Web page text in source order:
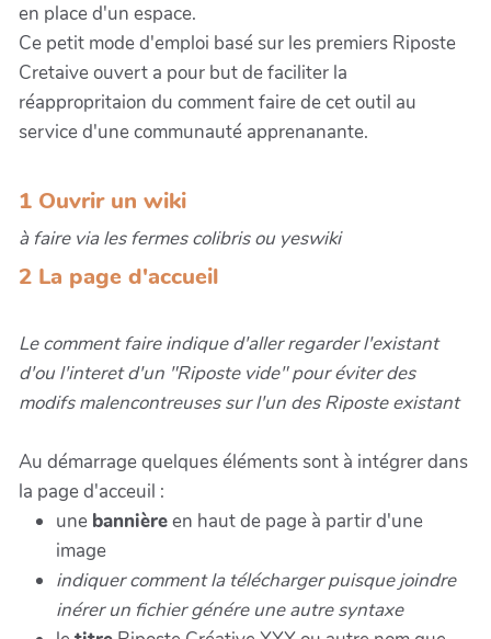
en place d'un espace.
Ce petit mode d'emploi basé sur les premiers Riposte
Cretaive ouvert a pour but de faciliter la
réappropritaion du comment faire de cet outil au
service d'une communauté apprenanante.
1 Ouvrir un wiki
à faire via les fermes colibris ou yeswiki
2 La page d'accueil
Le comment faire indique d'aller regarder l'existant
d'ou l'interet d'un "Riposte vide" pour éviter des
modifs malencontreuses sur l'un des Riposte existant
Au démarrage quelques éléments sont à intégrer dans
la page d'acceuil :
une bannièreen haut de page à partir d'une
image
indiquer comment la télécharger puisque joindre
inérer un fichier génére une autre syntaxe